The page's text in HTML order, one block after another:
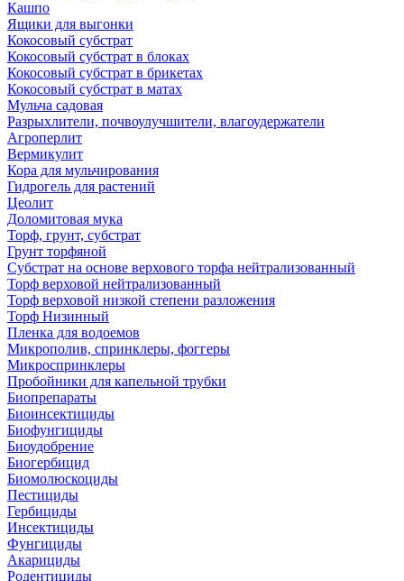
Кашпо
Ящики для выгонки
Кокосовый субстрат
Кокосовый субстрат в блоках
Кокосовый субстрат в брикетах
Кокосовый субстрат в матах
Мульча садовая
Разрыхлители, почвоулучшители, влагоудержатели
Агроперлит
Вермикулит
Кора для мульчирования
Гидрогель для растений
Цеолит
Доломитовая мука
Торф, грунт, субстрат
Грунт торфяной
Субстрат на основе верхового торфа нейтрализованный
Торф верховой нейтрализованный
Торф верховой низкой степени разложения
Торф Низинный
Пленка для водоемов
Микрополив, спринклеры, фоггеры
Микроспринклеры
Пробойники для капельной трубки
Биопрепараты
Биоинсектициды
Биофунгициды
Биоудобрение
Биогербицид
Биомолюскоциды
Пестициды
Гербициды
Инсектициды
Фунгициды
Акарициды
Родентициды